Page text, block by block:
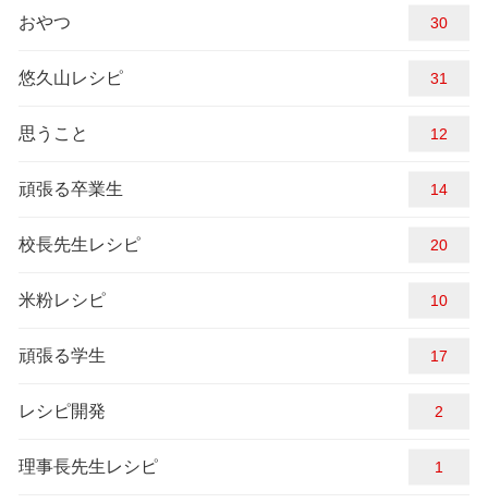
おやつ 30
悠久山レシピ 31
思うこと 12
頑張る卒業生 14
校長先生レシピ 20
米粉レシピ 10
頑張る学生 17
レシピ開発 2
理事長先生レシピ 1